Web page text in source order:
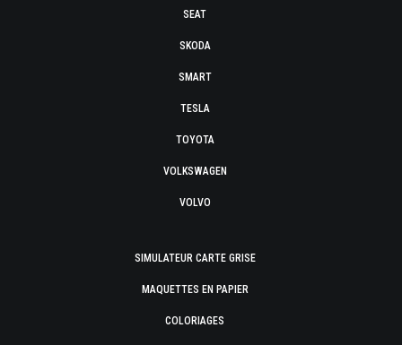
SEAT
SKODA
SMART
TESLA
TOYOTA
VOLKSWAGEN
VOLVO
SIMULATEUR CARTE GRISE
MAQUETTES EN PAPIER
COLORIAGES